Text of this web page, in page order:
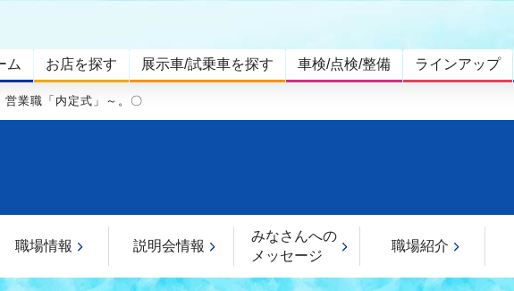
ム お店を探す 展示車/試乗車を探す 車検/点検/整備 ラインアップ
業職「内定式」～。〇
職場情報 説明会情報
みなさんへの
メッセージ
職場紹介